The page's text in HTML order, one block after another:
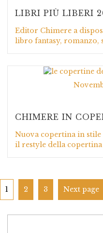
LIBRI PIÙ LIBERI
Editor Chimere a
libro fantasy, romanzo,
CHIMERE IN
Nuova copertina in
il restyle della
1 2 3 Next page